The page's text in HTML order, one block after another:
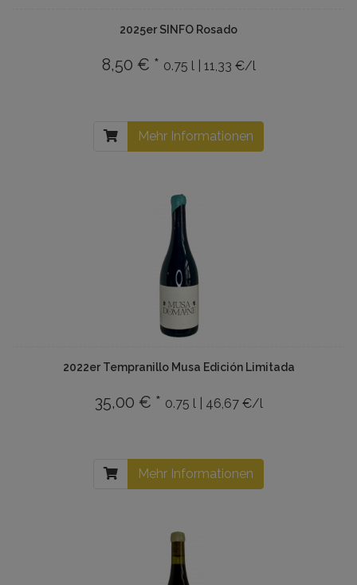
2025er SINFO Rosado
8,50 € * 0.75 l | 11,33 €/l
Mehr Informationen
2022er Tempranillo Musa Edición Limitada
35,00 € * 0.75 l | 46,67 €/l
Mehr Informationen